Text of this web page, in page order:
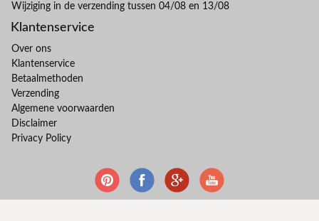
Wijziging in de verzending tussen 04/08 en 13/08
Klantenservice
Over ons
Klantenservice
Betaalmethoden
Verzending
Algemene voorwaarden
Disclaimer
Privacy Policy